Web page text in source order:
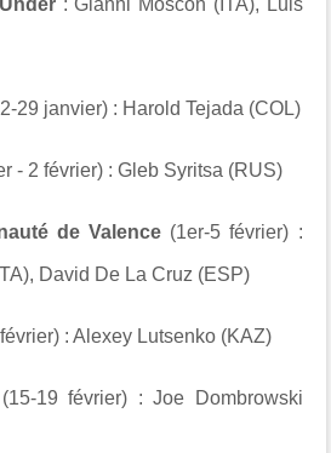
29 janvier) : Harold Tejada (COL)
- 2 février) : Gleb Syritsa (RUS)
de Valence (1er-5 février) :
David De La Cruz (ESP)
: Alexey Lutsenko (KAZ)
(15-19 février) : Joe Dombrowski